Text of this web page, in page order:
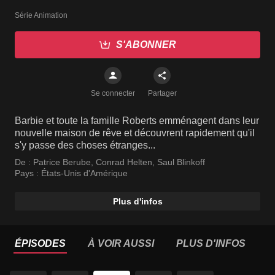
Série Animation
S'ABONNER
Se connecter Partager
Barbie et toute la famille Roberts emménagent dans leur
nouvelle maison de rêve et découvrent rapidement qu'il
s'y passe des choses étranges...
De : Patrice Berube Conrad Helten
Saul Blinkoff
Pays : États-Unis d'Amérique
Plus d'infos
ÉPISODES À VOIR AUSSI PLUS D'INFOS